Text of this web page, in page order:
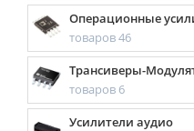
Операционные
товаров 46
Трансиверы-
товаров 6
Усилители аудио